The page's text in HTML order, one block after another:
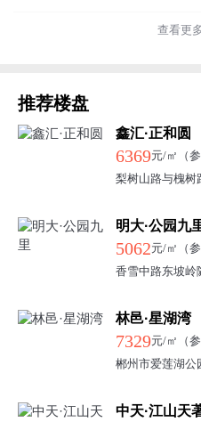
查看更
推荐楼盘
鑫汇·正和圆
6369元/㎡（参
梨树山路与槐树
明大·公园九
5062元/㎡（参
香雪中路东坡岭
林邑·星湖湾
7329元/㎡（参
郴州市爱莲湖公
中天·江山天